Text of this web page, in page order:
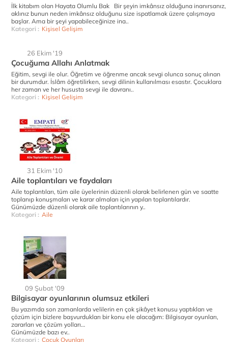
İlk kitabım olan Hayata Olumlu Bak Bir şeyin imkânsız olduğuna inanırsanız,
aklınız bunun neden imkânsız olduğunu size ispatlamak üzere çalışmaya
başlar. Ama bir şeyi yapabileceğinize ina..
Kategori : Kişisel Gelişim
26 Ekim '19
Çocuğuma Allahı Anlatmak
Eğitim, sevgi ile olur. Öğretim ve öğrenme ancak sevgi olunca sonuç alınan
bir durumdur. İslâm öğretilirken, sevgi dilinin kullanılması esastır. Çocuklara
her zaman ve her hususta sevgi ile davranı..
Kategori : Kişisel Gelişim
31 Ekim '10
Aile toplantıları ve faydaları
Aile toplantıları, tüm aile üyelerinin düzenli olarak belirlenen gün ve saatte
toplanıp konuşmaları ve karar almaları için yapılan toplantılardır.
Günümüzde düzenli olarak aile toplantılarının y..
Kategori : Aile
09 Şubat '09
Bilgisayar oyunlarının olumsuz etkileri
Bu yazımda son zamanlarda velilerin en çok şikâyet konusu yaptıkları ve
çözüm için bizlere başvurdukları bir konu ele alacağım: Bilgisayar oyunları,
zararları ve çözüm yolları…
Günümüzde bazı ev..
Kategori : Çocuk Oyunları